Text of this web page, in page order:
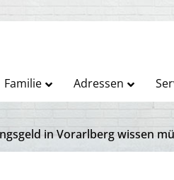
Familie Adressen
in Vorarlberg wissen